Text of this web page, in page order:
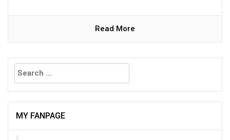
Read More
Search
for:
MY FANPAGE